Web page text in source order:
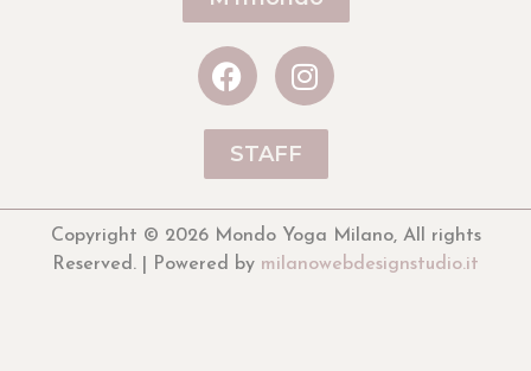
STAFF
Copyright © 2026 Mondo Yoga Milano, All rights
Reserved. | Powered by milanowebdesignstudio.it